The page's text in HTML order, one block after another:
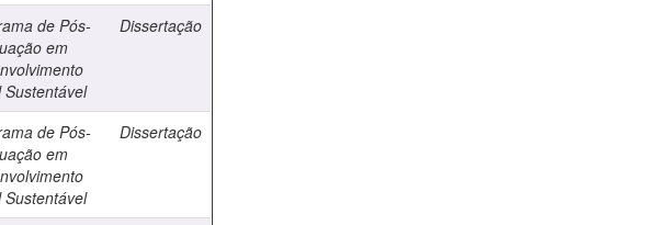
de Pós-
em
Sustentável
Dissertação
de Pós-
em
Sustentável
Dissertação